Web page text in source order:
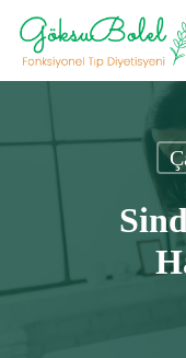
Skip
main